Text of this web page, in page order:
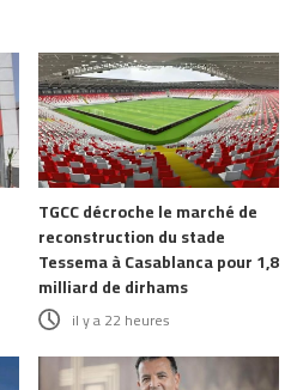
TGCC décroche le marché de
reconstruction du stade
Tessema à Casablanca pour 1,8
milliard de dirhams
il y a 22 heures